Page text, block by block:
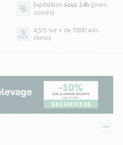
Expédition sous 24h (jours
ouvrés)
4,5/5 sur + de 7000 avis
clients